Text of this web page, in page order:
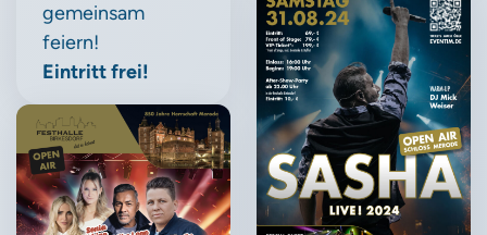
gemeinsam
feiern!
Eintritt frei!